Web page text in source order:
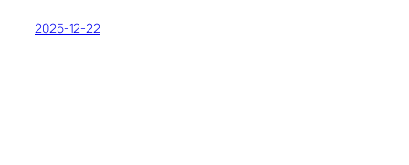
2025-12-22